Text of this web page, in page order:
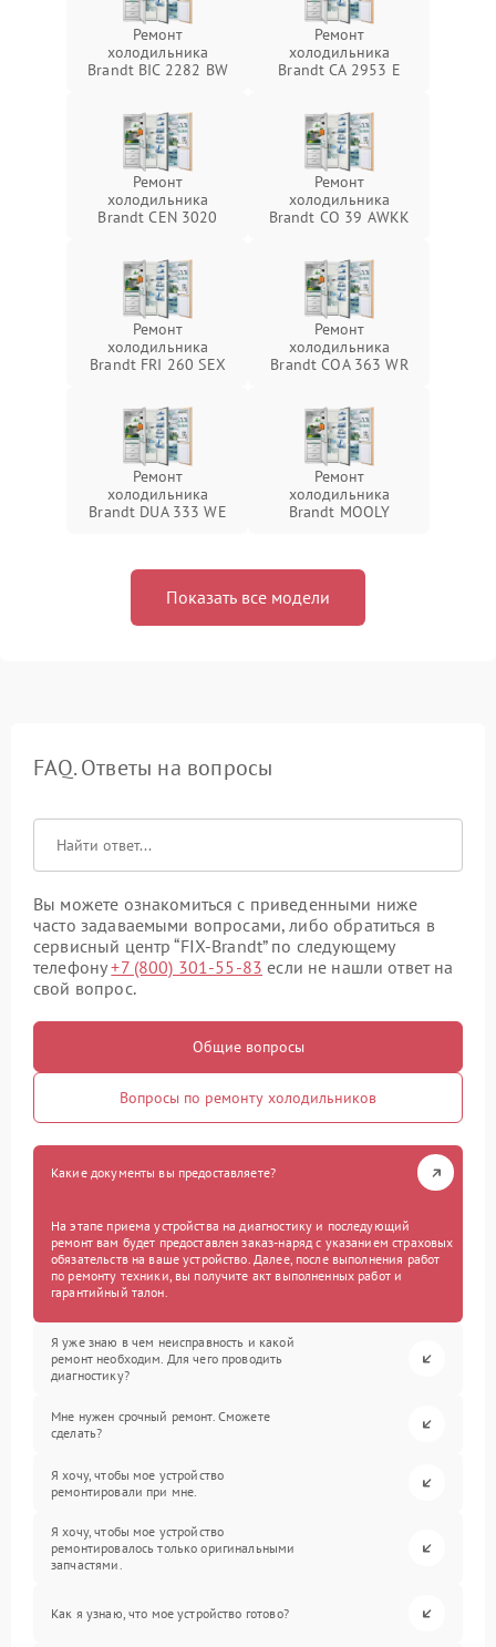
Ремонт
холодильника
Brandt BIC 2282 BW
Ремонт
холодильника
Brandt CA 2953 E
Ремонт
холодильника
Brandt CEN 3020
Ремонт
холодильника
Brandt CO 39 AWKK
Ремонт
холодильника
Brandt FRI 260 SEX
Ремонт
холодильника
Brandt COA 363 WR
Ремонт
холодильника
Brandt DUA 333 WE
Ремонт
холодильника
Brandt MOOLY
Показать все модели
FAQ. Ответы на вопросы
Вы можете ознакомиться с приведенными ниже
часто задаваемыми вопросами, либо обратиться в
сервисный центр “FIX-Brandt” по следующему
телефону+7 (800) 301-55-83 если не нашли ответ на
свой вопрос.
Общие вопросы
Вопросы по ремонту холодильников
Какие документы вы предоставляете?
На этапе приема устройства на диагностику и последующий
ремонт вам будет предоставлен заказ-наряд с указанием страховых
обязательств на ваше устройство. Далее, после выполнения работ
по ремонту техники, вы получите акт выполненных работ и
гарантийный талон.
Я уже знаю в чем неисправность и какой
ремонт необходим. Для чего проводить
диагностику?
Мне нужен срочный ремонт. Сможете
сделать?
Я хочу, чтобы мое устройство
ремонтировали при мне.
Я хочу, чтобы мое устройство
ремонтировалось только оригинальными
запчастями.
Как я узнаю, что мое устройство готово?